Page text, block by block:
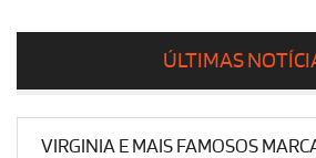
ÚLTIMAS
VIRGINIA E MAIS FAMOSOS